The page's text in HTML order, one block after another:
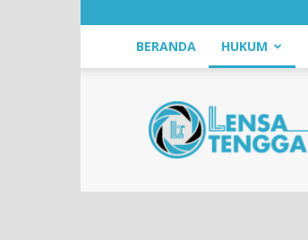
BERANDA HUKUM
LensaTenggara.com